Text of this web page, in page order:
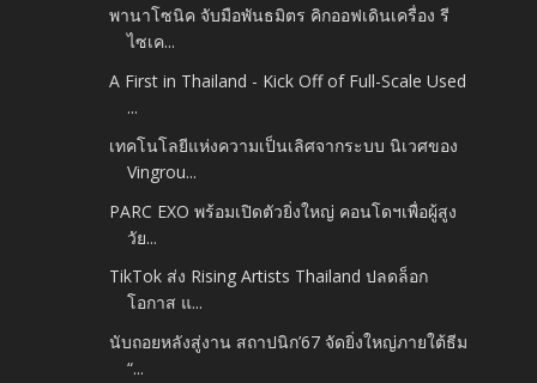
พานาโซนิค จับมือพันธมิตร คิกออฟเดินเครื่อง รี
ไซเค...
A First in Thailand - Kick Off of Full-Scale Used
...
เทคโนโลยีแห่งความเป็นเลิศจากระบบ นิเวศของ
Vingrou...
PARC EXO พร้อมเปิดตัวยิ่งใหญ่ คอนโดฯเพื่อผู้สูง
วัย...
TikTok ส่ง Rising Artists Thailand ปลดล็อก
โอกาส แ...
นับถอยหลังสู่งาน สถาปนิก’67 จัดยิ่งใหญ่ภายใต้ธีม
“...